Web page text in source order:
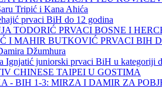
Tripić i Kana Ahića
prvaci BiH do 12 godina
TODORIĆ PRVACI BOSNE I
I MAHIR BUTKOVIĆ PRVACI BIH
Džumhura
Ignjatić juniorski prvaci BiH u kategoriji
CHINESE TAIPEI U GOSTIMA
- BIH 1-3: MIRZA I DAMIR ZA